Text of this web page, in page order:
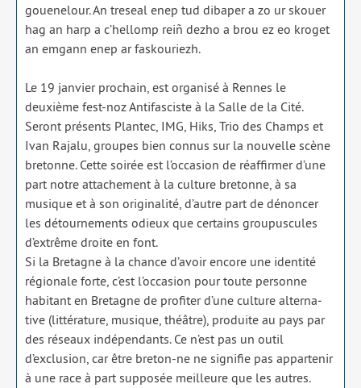
goue­ne­lour. An tre­seal enep tud diba­per a zo ur skouer
hag an harp a c’hellomp reiñ dez­ho a brou ez eo kro­get
an emgann enep ar fas­kou­riezh.
Le 19 jan­vier pro­chain, est orga­ni­sé à Rennes le
deuxième fest-noz Antifasciste à la Salle de la Cité.
Seront pré­sents Plantec, IMG, Hiks, Trio des Champs et
Ivan Rajalu, groupes bien connus sur la nou­velle scène
bre­tonne. Cette soi­rée est l’occasion de réaf­fir­mer d’une
part notre atta­che­ment à la culture bre­tonne, à sa
musique et à son ori­gi­na­li­té, d’autre part de dénon­cer
les détour­ne­ments odieux que cer­tains grou­pus­cules
d’extrême droite en font.
Si la Bretagne à la chance d’avoir encore une iden­ti­té
régio­nale forte, c’est l’occasion pour toute per­sonne
habi­tant en Bretagne de pro­fi­ter d’une culture alter­na­
tive (lit­té­ra­ture, musique, théâtre), pro­duite au pays par
des réseaux indé­pen­dants. Ce n’est pas un outil
d’exclusion, car être bre­ton-ne ne signi­fie pas appar­te­nir
à une race à part sup­po­sée meilleure que les autres.